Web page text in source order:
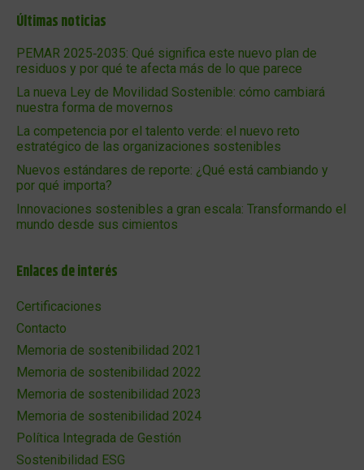
Últimas noticias
PEMAR 2025‑2035: Qué significa este nuevo plan de
residuos y por qué te afecta más de lo que parece
La nueva Ley de Movilidad Sostenible: cómo cambiará
nuestra forma de movernos
La competencia por el talento verde: el nuevo reto
estratégico de las organizaciones sostenibles
Nuevos estándares de reporte: ¿Qué está cambiando y
por qué importa?
Innovaciones sostenibles a gran escala: Transformando el
mundo desde sus cimientos
Enlaces de interés
Certificaciones
Contacto
Memoria de sostenibilidad 2021
Memoria de sostenibilidad 2022
Memoria de sostenibilidad 2023
Memoria de sostenibilidad 2024
Política Integrada de Gestión
Sostenibilidad ESG